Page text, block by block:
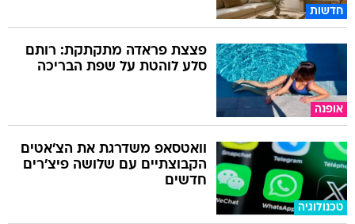
חדשות
אופנה
פצצת פראדה מתקתקת: רותם
סלע לוהטת על שפת הבריכה
טכנולוגיה
וואטסאפ משדרגת את הצ'אטים
הקבוצתיים עם שלושה פיצ'רים
חדשים